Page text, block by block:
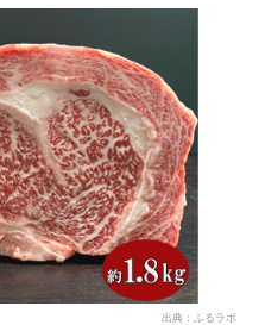
出典：ふるラボ